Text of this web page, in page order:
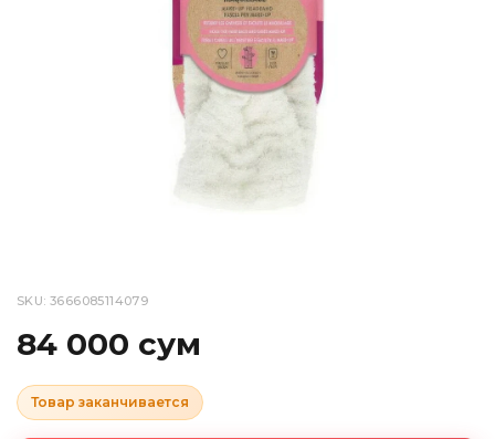
SKU: 3666085114079
84 000 сум
Товар заканчивается